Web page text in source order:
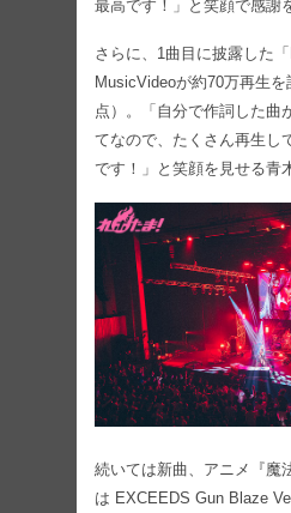
最高です！」と笑顔で感謝
さらに、1曲目に披露した
MusicVideoが約70万再生
点）。「自分で作詞した曲
てなので、たくさん再生し
です！」と笑顔を見せる青
続いては新曲、アニメ『魔
は EXCEEDS Gun Blaze